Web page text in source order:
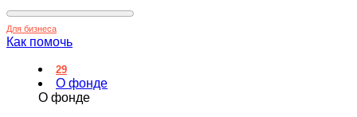
Для бизнеса
Как помочь
29
О фонде
О фонде